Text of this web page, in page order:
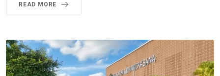
READ MORE